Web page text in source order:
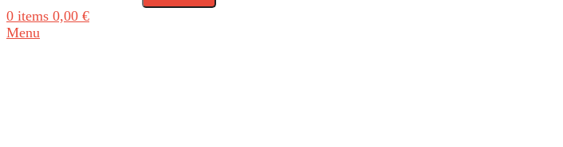
0 items 0,00 €
Menu